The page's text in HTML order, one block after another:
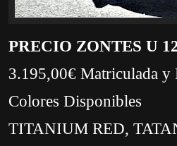
PRECIO ZONTES U
3.195,00€ Matriculada y
Colores Disponibles
TITANIUM RED,